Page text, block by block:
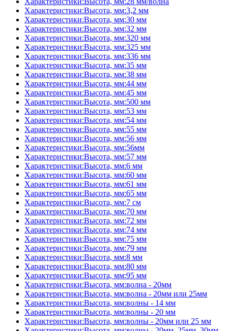
Характеристики:Высота, мм:3,2 мм
Характеристики:Высота, мм:30 мм
Характеристики:Высота, мм:32 мм
Характеристики:Высота, мм:320 мм
Характеристики:Высота, мм:325 мм
Характеристики:Высота, мм:336 мм
Характеристики:Высота, мм:35 мм
Характеристики:Высота, мм:38 мм
Характеристики:Высота, мм:44 мм
Характеристики:Высота, мм:45 мм
Характеристики:Высота, мм:500 мм
Характеристики:Высота, мм:53 мм
Характеристики:Высота, мм:54 мм
Характеристики:Высота, мм:55 мм
Характеристики:Высота, мм:56 мм
Характеристики:Высота, мм:56мм
Характеристики:Высота, мм:57 мм
Характеристики:Высота, мм:6 мм
Характеристики:Высота, мм:60 мм
Характеристики:Высота, мм:61 мм
Характеристики:Высота, мм:65 мм
Характеристики:Высота, мм:7 см
Характеристики:Высота, мм:70 мм
Характеристики:Высота, мм:72 мм
Характеристики:Высота, мм:74 мм
Характеристики:Высота, мм:75 мм
Характеристики:Высота, мм:79 мм
Характеристики:Высота, мм:8 мм
Характеристики:Высота, мм:80 мм
Характеристики:Высота, мм:95 мм
Характеристики:Высота, мм:волна - 20мм
Характеристики:Высота, мм:волна - 20мм или 25мм
Характеристики:Высота, мм:волны - 14 мм
Характеристики:Высота, мм:волны - 20 мм
Характеристики:Высота, мм:волны - 20мм или 25 мм